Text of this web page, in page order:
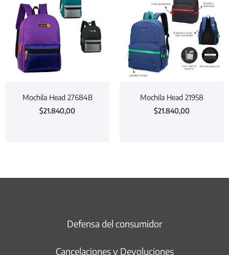
Mochila Head 27684B
$21.840,00
Mochila Head 21958
$21.840,00
Defensa del consumidor
Cancelaciones y Devoluciones